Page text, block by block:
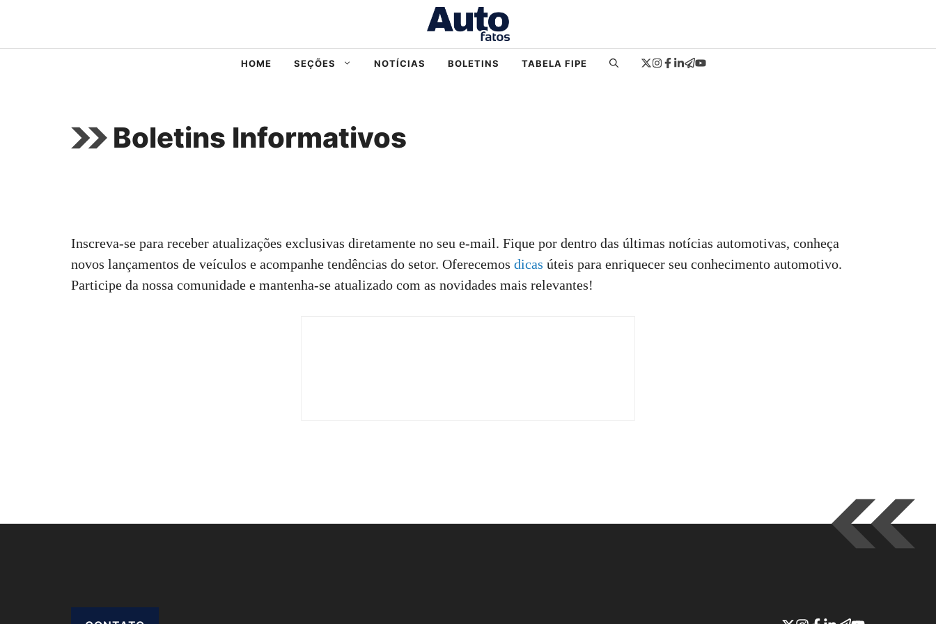
o
HOME SEÇÕES NOTÍCIAS BOLETINS TABELA FIPE
Boletins Informativos
Inscreva-se para receber atualizações exclusivas diretamente no seu e-mail. Fique por dentro das últimas notícias automotivas, conheça
novos lançamentos de veículos e acompanhe tendências do setor. Oferecemos dicas úteis para enriquecer seu conhecimento automotivo.
Participe da nossa comunidade e mantenha-se atualizado com as novidades mais relevantes!